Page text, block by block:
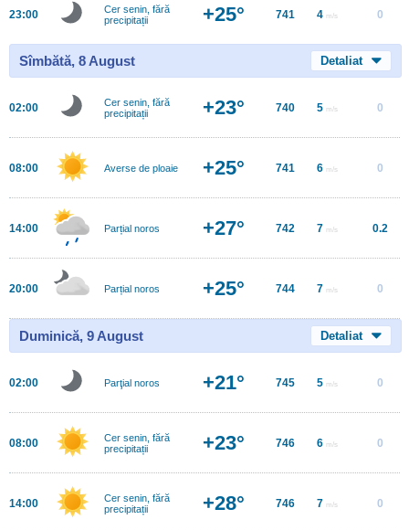
23:00
Cer senin, fără
precipitații
+25° 741 4 m/s 0
Sîmbătă, 8 August Detaliat
02:00
Cer senin, fără
precipitații
+23° 740 5 m/s 0
08:00 Averse de ploaie +25° 741 6 m/s 0
14:00 Parțial noros +27° 742 7 m/s 0.2
20:00 Parțial noros +25° 744 7 m/s 0
Duminică, 9 August Detaliat
02:00 Parţial noros +21° 745 5 m/s 0
08:00
Cer senin, fără
precipitații
+23° 746 6 m/s 0
14:00
Cer senin, fără
precipitații
+28° 746 7 m/s 0